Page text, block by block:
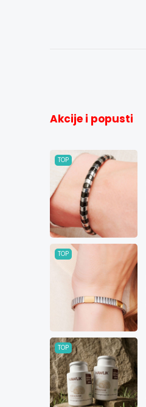
Akcije i popusti
TOP
TOP
TOP